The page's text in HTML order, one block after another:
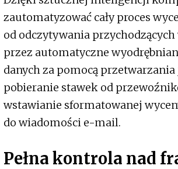
zautomatyzować cały proces
od odczytywania
przez automatyczne
danych za pomocą przetwarzania
pobieranie stawek od
wstawianie sformatowanej
do wiadomości e-mail.
Pełna kontrola nad